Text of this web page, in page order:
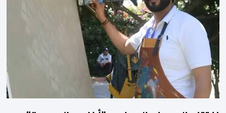
2026. وأشارت الشركة، عبر إشعار رسمي وجهته لمستعملي الخط، أن
هذا التوقف المؤقت يأتي في إطار الأشغال الخاصة بتهيئة مشروع الخط
الكبيير للقطار فائق […]